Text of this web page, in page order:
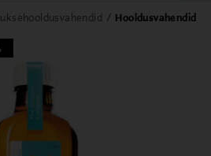
MEHED LAPSED KODU
Hooldusvahendid